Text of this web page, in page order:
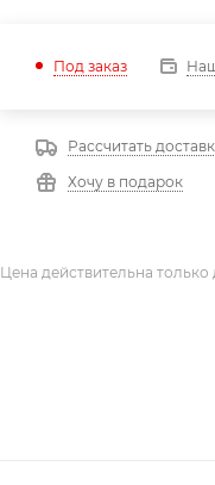
Под заказ
Рассчитать
Хочу в подарок
Цена действительна